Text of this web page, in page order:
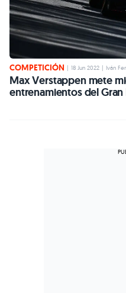
COMPETICIÓN | 18 Jun 2022 | Iván
Max Verstappen mete
entrenamientos del Gran